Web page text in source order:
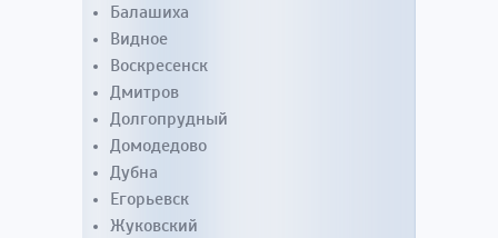
Балашиха
Видное
Воскресенск
Дмитров
Долгопрудный
Домодедово
Дубна
Егорьевск
Жуковский